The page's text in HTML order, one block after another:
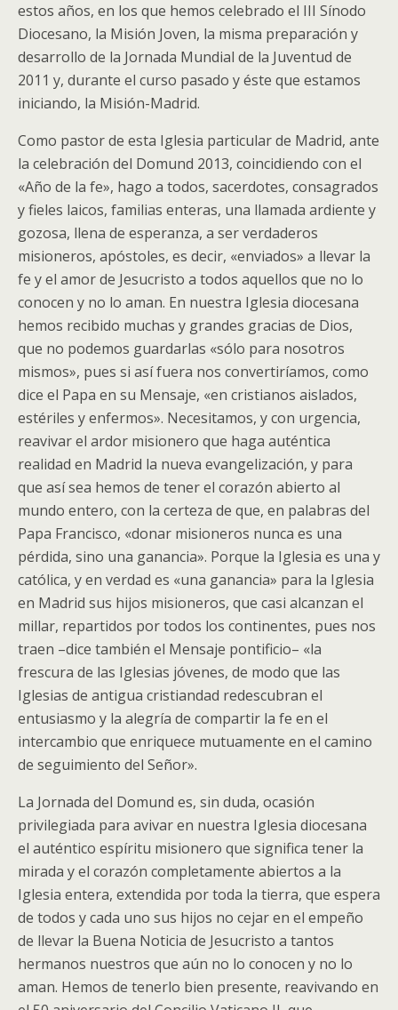
estos años, en los que hemos celebrado el III Sínodo
Diocesano, la Misión Joven, la misma preparación y
desarrollo de la Jornada Mundial de la Juventud de
2011 y, durante el curso pasado y éste que estamos
iniciando, la Misión-Madrid.
Como pastor de esta Iglesia particular de Madrid, ante
la celebración del Domund 2013, coincidiendo con el
«Año de la fe», hago a todos, sacerdotes, consagrados
y fieles laicos, familias enteras, una llamada ardiente y
gozosa, llena de esperanza, a ser verdaderos
misioneros, apóstoles, es decir, «enviados» a llevar la
fe y el amor de Jesucristo a todos aquellos que no lo
conocen y no lo aman. En nuestra Iglesia diocesana
hemos recibido muchas y grandes gracias de Dios,
que no podemos guardarlas «sólo para nosotros
mismos», pues si así fuera nos convertiríamos, como
dice el Papa en su Mensaje, «en cristianos aislados,
estériles y enfermos». Necesitamos, y con urgencia,
reavivar el ardor misionero que haga auténtica
realidad en Madrid la nueva evangelización, y para
que así sea hemos de tener el corazón abierto al
mundo entero, con la certeza de que, en palabras del
Papa Francisco, «donar misioneros nunca es una
pérdida, sino una ganancia». Porque la Iglesia es una y
católica, y en verdad es «una ganancia» para la Iglesia
en Madrid sus hijos misioneros, que casi alcanzan el
millar, repartidos por todos los continentes, pues nos
traen –dice también el Mensaje pontificio– «la
frescura de las Iglesias jóvenes, de modo que las
Iglesias de antigua cristiandad redescubran el
entusiasmo y la alegría de compartir la fe en el
intercambio que enriquece mutuamente en el camino
de seguimiento del Señor».
La Jornada del Domund es, sin duda, ocasión
privilegiada para avivar en nuestra Iglesia diocesana
el auténtico espíritu misionero que significa tener la
mirada y el corazón completamente abiertos a la
Iglesia entera, extendida por toda la tierra, que espera
de todos y cada uno sus hijos no cejar en el empeño
de llevar la Buena Noticia de Jesucristo a tantos
hermanos nuestros que aún no lo conocen y no lo
aman. Hemos de tenerlo bien presente, reavivando en